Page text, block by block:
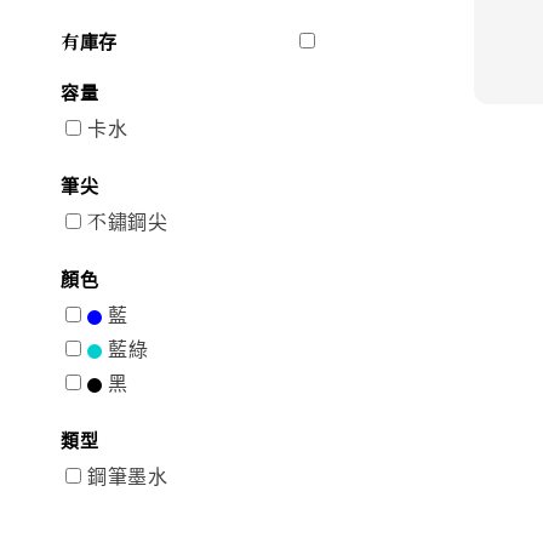
有庫存
容量
卡水
筆尖
不鏽鋼尖
顏色
藍
藍綠
黑
類型
鋼筆墨水